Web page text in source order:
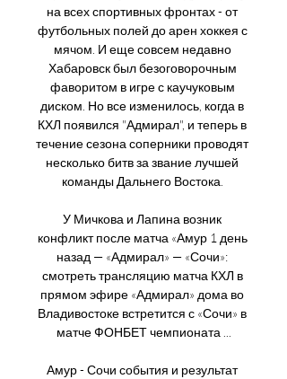
на всех спортивных фронтах - от
футбольных полей до арен хоккея с
мячом. И еще совсем недавно
Хабаровск был безоговорочным
фаворитом в игре с каучуковым
диском. Но все изменилось, когда в
КХЛ появился "Адмирал", и теперь в
течение сезона соперники проводят
несколько битв за звание лучшей
команды Дальнего Востока.
У Мичкова и Лапина возник
конфликт после матча «Амур 1 день
назад — «Адмирал» — «Сочи»:
смотреть трансляцию матча КХЛ в
прямом эфире «Адмирал» дома во
Владивостоке встретится с «Сочи» в
матче ФОНБЕТ чемпионата ...
Амур - Сочи события и результат